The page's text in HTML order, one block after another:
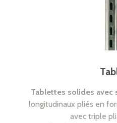
Tablettes solides
longitudinaux pliés en
avec triple